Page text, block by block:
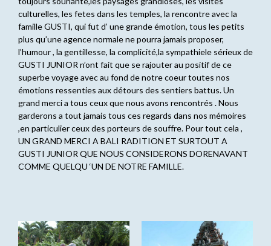
culturelles, les fetes dans les temples, la rencontre avec la
famille GUSTI, qui fut d’ une grande émotion, tous les petits
plus qu’une agence normale ne pourra jamais proposer,
l’humour , la gentillesse, la complicité,la sympathiele sérieux de
GUSTI JUNIOR n’ont fait que se rajouter au positif de ce
superbe voyage avec au fond de notre coeur toutes nos
émotions ressenties aux détours des sentiers battus. Un
grand merci a tous ceux que nous avons rencontrés . Nous
garderons a tout jamais tous ces regards dans nos mémoires
,en particulier ceux des porteurs de souffre. Pour tout cela ,
UN GRAND MERCI A BALI RADITION ET SURTOUT A
GUSTI JUNIOR QUE NOUS CONSIDERONS DORENAVANT
COMME QUELQU ‘UN DE NOTRE FAMILLE.